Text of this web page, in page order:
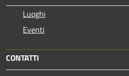
Luoghi
Eventi
CONTATTI